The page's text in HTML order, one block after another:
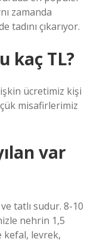
zamanda
çıkarıyor.
kaç TL?
ücretimiz kişi
misafirlerimiz
var
ve tatlı sudur. 8-10
nehrin 1,5
kefal, levrek,